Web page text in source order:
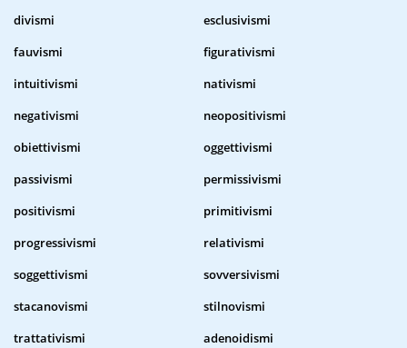
divismi
esclusivismi
fauvismi
figurativismi
intuitivismi
nativismi
negativismi
neopositivismi
obiettivismi
oggettivismi
passivismi
permissivismi
positivismi
primitivismi
progressivismi
relativismi
soggettivismi
sovversivismi
stacanovismi
stilnovismi
trattativismi
adenoidismi